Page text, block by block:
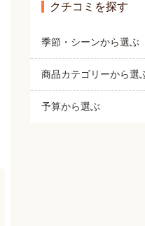
クチコミを探す
季節・シーンから選ぶ
商品カテゴリーから選
予算から選ぶ